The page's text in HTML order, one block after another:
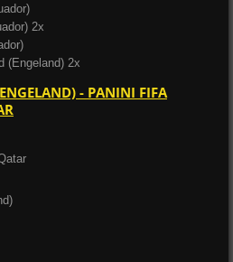
2x
(Engeland) 2x
- PANINI FIFA